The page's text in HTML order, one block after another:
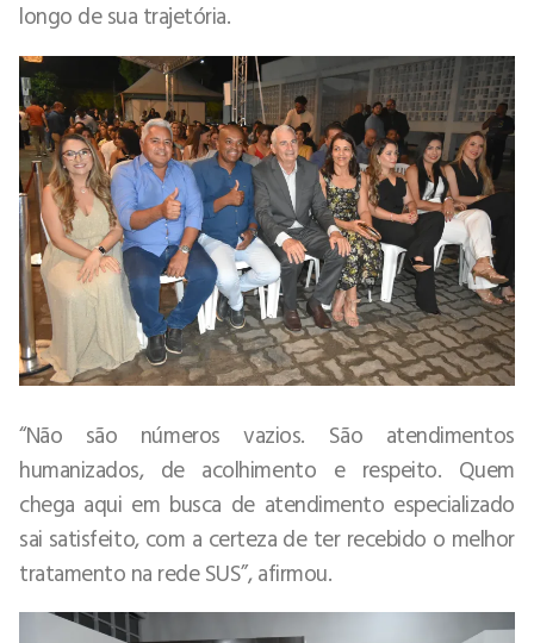
longo de sua trajetória.
“Não são números vazios. São atendimentos
humanizados, de acolhimento e respeito. Quem
chega aqui em busca de atendimento especializado
sai satisfeito, com a certeza de ter recebido o melhor
tratamento na rede SUS”, afirmou.